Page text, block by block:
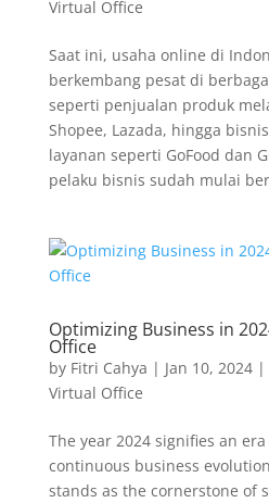
Virtual Office
Saat ini, usaha online di
berkembang pesat di
seperti penjualan produk
Shopee, Lazada, hingga
layanan seperti GoFood dan
pelaku bisnis sudah mulai
Optimizing Business in
Office
by Fitri Cahya | Jan 10, 2024|
Virtual Office
The year 2024 signifies an
continuous business
stands as the cornerstone of